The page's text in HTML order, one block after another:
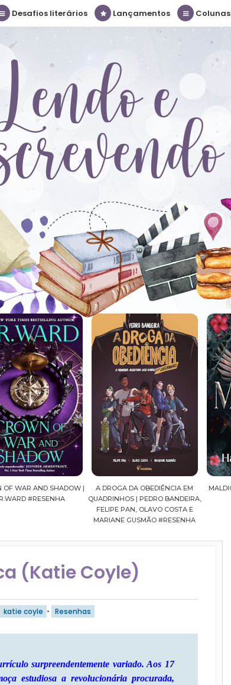
Desafios literários Lançamentos Colunas
A DROGA DA OBEDIÊNCIA EM
QUADRINHOS | PEDRO BANDEIRA,
FELIPE PAN, OLAVO COSTA E
MARIANE GUSMÃO #RESENHA
MALDIÇÃ0 | HARPER L. WOODS
#RESENHA
(Katie Coyle)
katie coyle • Resenhas
surpreendentemente variado. Aos 17
estudiosa a revolucionária procurada,